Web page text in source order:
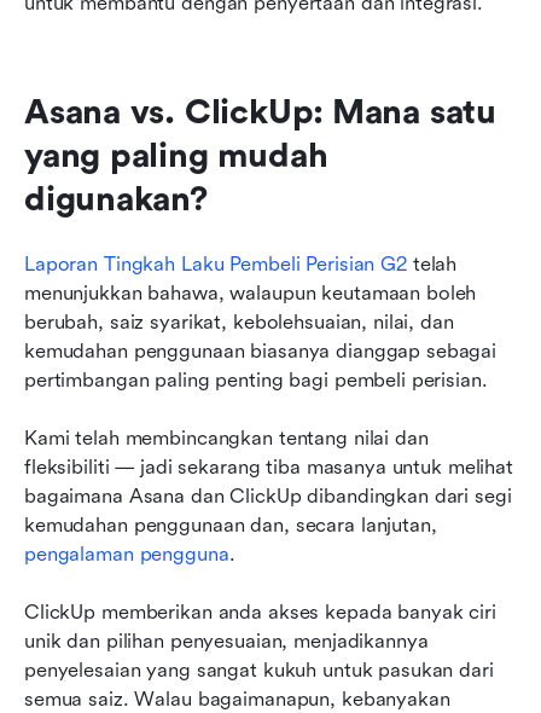
Asana vs. ClickUp: Mana satu
yang paling mudah
digunakan?
Laporan Tingkah Laku Pembeli Perisian G2 telah
menunjukkan bahawa, walaupun keutamaan boleh
berubah, saiz syarikat, kebolehsuaian, nilai, dan
kemudahan penggunaan biasanya dianggap sebagai
pertimbangan paling penting bagi pembeli perisian.
Kami telah membincangkan tentang nilai dan
fleksibiliti — jadi sekarang tiba masanya untuk melihat
bagaimana Asana dan ClickUp dibandingkan dari segi
pengalaman pengguna.
ClickUp memberikan anda akses kepada banyak ciri
unik dan pilihan penyesuaian, menjadikannya
penyelesaian yang sangat kukuh untuk pasukan dari
semua saiz. Walau bagaimanapun, kebanyakan